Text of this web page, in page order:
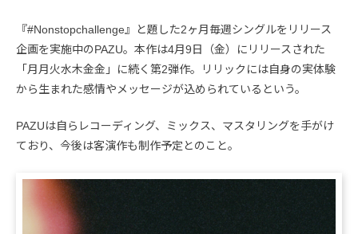
『#Nonstopchallenge』と題した2ヶ月毎週シングルをリリース
企画を実施中のPAZU。本作は4月9日（金）にリリースされた
「月月火水木金金」に続く第2弾作。リリックには自身の実体験
から生まれた感情やメッセージが込められているという。
PAZUは自らレコーディング、ミックス、マスタリングを手がけ
ており、今後は客演作も制作予定とのこと。